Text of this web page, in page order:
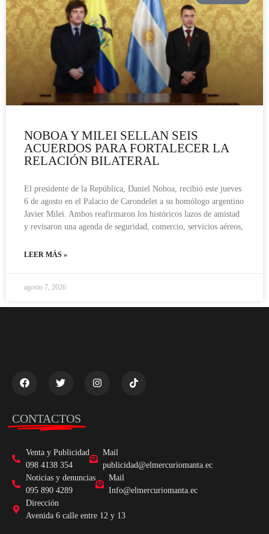
NOBOA Y MILEI SELLAN SEIS
ACUERDOS PARA FORTALECER LA
RELACIÓN BILATERAL
El presidente de la República, Daniel Noboa, recibió este jueves
6 de agosto en el Palacio de Carondelet a su homólogo argentino
Javier Milei. Ambos reafirmaron los históricos lazos de amistad
y revisaron una agenda de seguridad, comercio, servicios aéreos,
LEER MÁS »
agosto 7, 2026
CONTACTOS
Venta y Publicidad
098 4138 354
Mail
publicidad@elmercuriomanta.ec
Noticias y denuncias
095 890 4289
Mail
Info@elmercuriomanta.ec
Dirección
Avenida 6 calle entre 12 y 13